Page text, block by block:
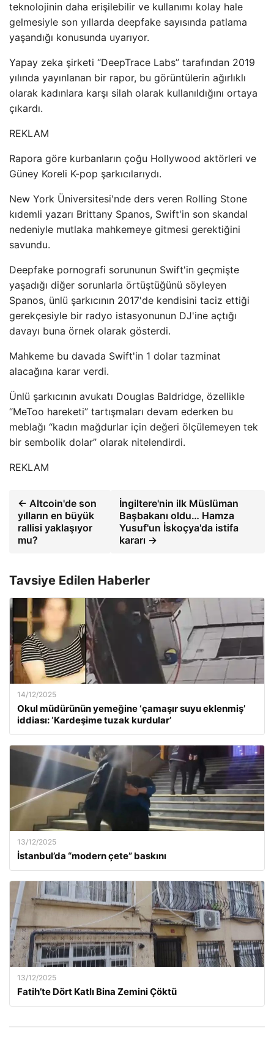
teknolojinin daha erişilebilir ve kullanımı kolay hale
gelmesiyle son yıllarda deepfake sayısında patlama
yaşandığı konusunda uyarıyor.
Yapay zeka şirketi “DeepTrace Labs” tarafından 2019
yılında yayınlanan bir rapor, bu görüntülerin ağırlıklı
olarak kadınlara karşı silah olarak kullanıldığını ortaya
çıkardı.
REKLAM
Rapora göre kurbanların çoğu Hollywood aktörleri ve
Güney Koreli K-pop şarkıcılarıydı.
New York Üniversitesi'nde ders veren Rolling Stone
kıdemli yazarı Brittany Spanos, Swift'in son skandal
nedeniyle mutlaka mahkemeye gitmesi gerektiğini
savundu.
Deepfake pornografi sorununun Swift'in geçmişte
yaşadığı diğer sorunlarla örtüştüğünü söyleyen
Spanos, ünlü şarkıcının 2017'de kendisini taciz ettiği
gerekçesiyle bir radyo istasyonunun DJ'ine açtığı
davayı buna örnek olarak gösterdi.
Mahkeme bu davada Swift'in 1 dolar tazminat
alacağına karar verdi.
Ünlü şarkıcının avukatı Douglas Baldridge, özellikle
“MeToo hareketi” tartışmaları devam ederken bu
meblağı “kadın mağdurlar için değeri ölçülemeyen tek
bir sembolik dolar” olarak nitelendirdi.
REKLAM
← Altcoin'de son
yılların en büyük
rallisi yaklaşıyor
mu?
İngiltere'nin ilk Müslüman
Başbakanı oldu… Hamza
Yusuf'un İskoçya'da istifa
kararı →
Tavsiye Edilen Haberler
14/12/2025
Okul müdürünün yemeğine ‘çamaşır suyu eklenmiş’
iddiası: ‘Kardeşime tuzak kurdular’
13/12/2025
İstanbul’da “modern çete” baskını
13/12/2025
Fatih’te Dört Katlı Bina Zemini Çöktü